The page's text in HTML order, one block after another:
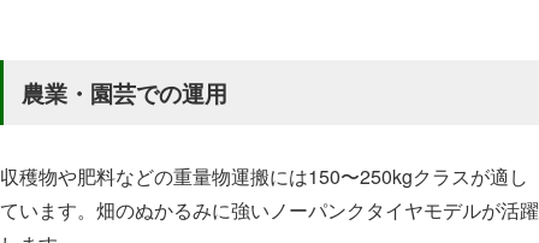
農業・園芸での運用
収穫物や肥料などの重量物運搬には150〜250kgクラスが適し
ています。畑のぬかるみに強いノーパンクタイヤモデルが活躍